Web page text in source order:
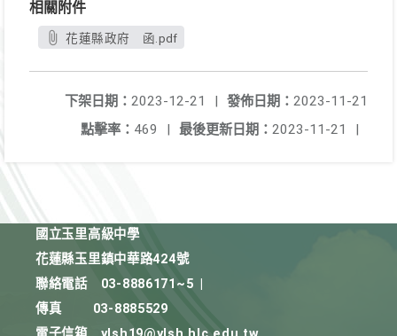
相關附件
花蓮縣政府 函.pdf
發佈日期： 2023-11-21
下架日期： 2023-12-21
|
最後更新日期： 2023-11-21 |
點擊率： 469 |
國立玉里高級中學
花蓮縣玉里鎮中華路424號
聯絡電話
03-8886171~5
傳真
03-8885529